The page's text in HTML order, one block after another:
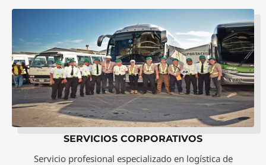
SERVICIOS CORPORATIVOS
Servicio profesional especializado en logística de